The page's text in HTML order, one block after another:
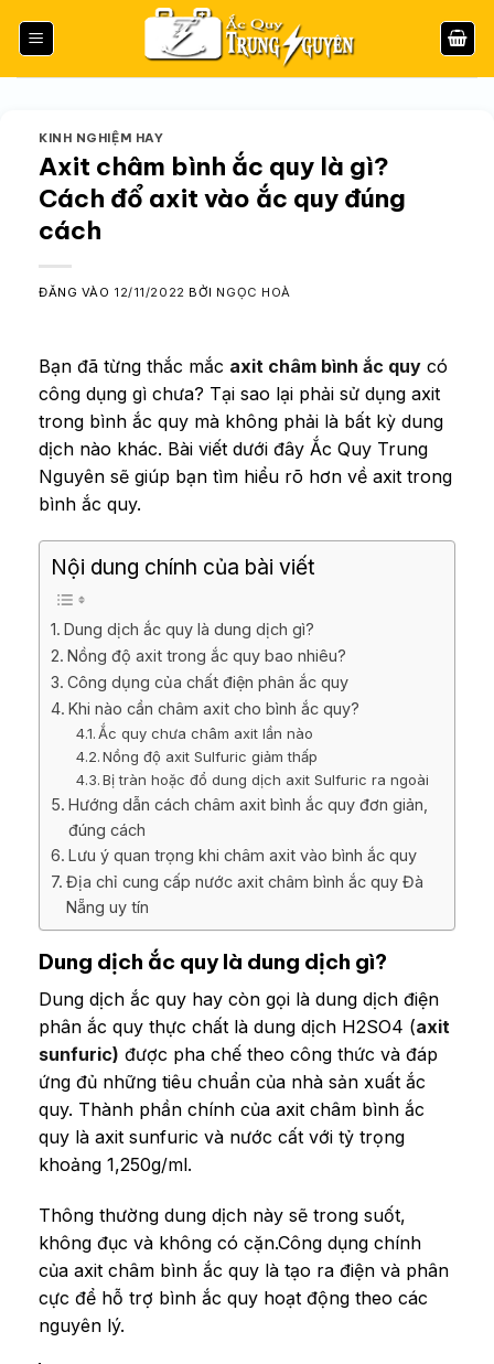
qua
KINH NGHIỆM HAY
Axit châm bình ắc quy là gì?
Cách đổ axit vào ắc quy đúng
cách
ĐĂNG VÀO 12/11/2022 BỞI NGỌC HOÀ
Bạn đã từng thắc mắc axit châm bình ắc quy có
công dụng gì chưa? Tại sao lại phải sử dụng axit
trong bình ắc quy mà không phải là bất kỳ dung
dịch nào khác. Bài viết dưới đây Ắc Quy Trung
Nguyên sẽ giúp bạn tìm hiểu rõ hơn về axit trong
bình ắc quy.
Nội dung chính của bài viết
Dung dịch ắc quy là dung dịch gì?
Nồng độ axit trong ắc quy bao nhiêu?
Công dụng của chất điện phân ắc quy
Khi nào cần châm axit cho bình ắc quy?
Ắc quy chưa châm axit lần nào
Nồng độ axit Sulfuric giảm thấp
Bị tràn hoặc đổ dung dịch axit Sulfuric ra ngoài
Hướng dẫn cách châm axit bình ắc quy đơn giản,
đúng cách
Lưu ý quan trọng khi châm axit vào bình ắc quy
Địa chỉ cung cấp nước axit châm bình ắc quy Đà
Nẵng uy tín
Dung dịch ắc quy là dung dịch gì?
Dung dịch ắc quy hay còn gọi là dung dịch điện
phân ắc quy thực chất là dung dịch H2SO4 (axit
sunfuric) được pha chế theo công thức và đáp
ứng đủ những tiêu chuẩn của nhà sản xuất ắc
quy. Thành phần chính của axit châm bình ắc
quy là axit sunfuric và nước cất với tỷ trọng
khoảng 1,250g/ml.
Thông thường dung dịch này sẽ trong suốt,
không đục và không có cặn.Công dụng chính
của axit châm bình ắc quy là tạo ra điện và phân
cực để hỗ trợ bình ắc quy hoạt động theo các
nguyên lý.